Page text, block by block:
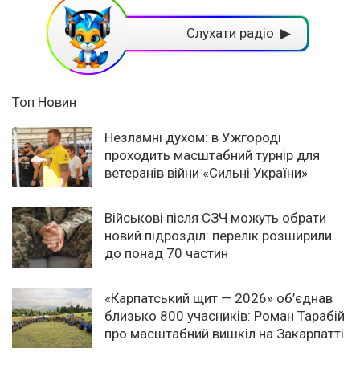
Слухати радіо ▶
Топ Новин
Незламні духом: в Ужгороді
проходить масштабний турнір для
ветеранів війни «Сильні України»
Військові після СЗЧ можуть обрати
новий підрозділ: перелік розширили
до понад 70 частин
«Карпатський щит — 2026» об’єднав
близько 800 учасників: Роман Тарабій
про масштабний вишкіл на Закарпатті